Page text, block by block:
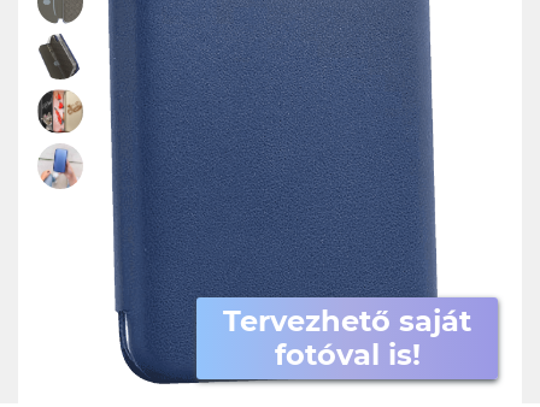
Tervezhető saját
fotóval is!